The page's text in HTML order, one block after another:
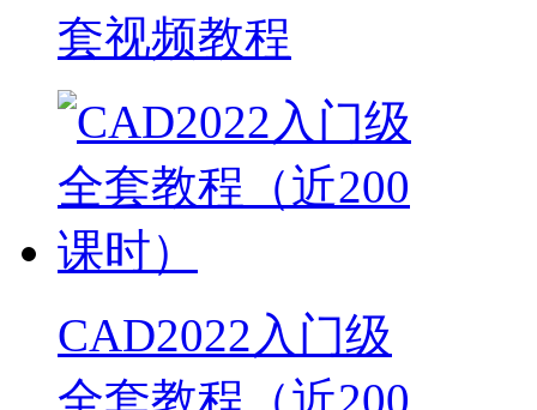
套视频教程
CAD2022入门级
全套教程（近200